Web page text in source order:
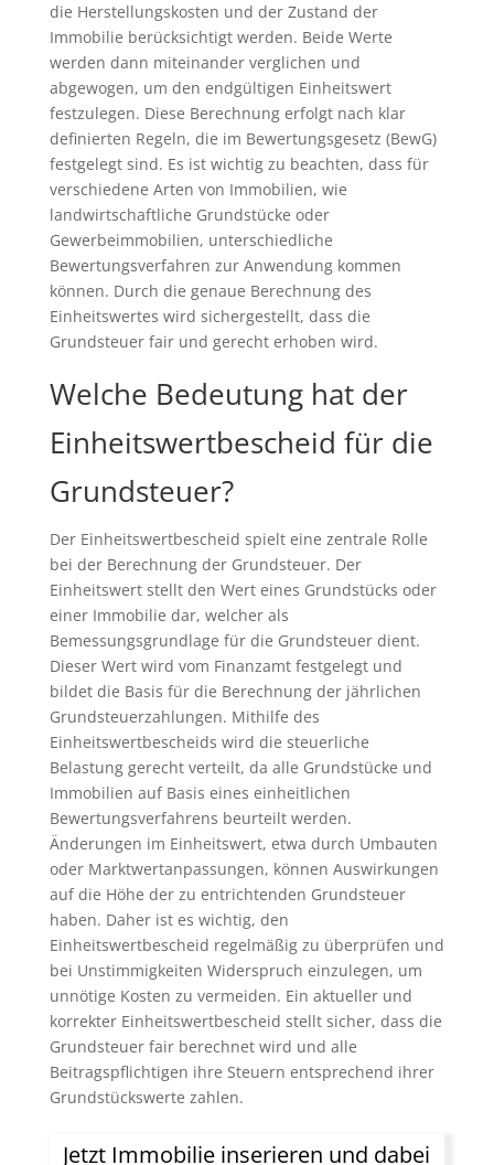
die Herstellungskosten und der Zustand der
Immobilie berücksichtigt werden. Beide Werte
werden dann miteinander verglichen und
abgewogen, um den endgültigen Einheitswert
festzulegen. Diese Berechnung erfolgt nach klar
definierten Regeln, die im Bewertungsgesetz (BewG)
festgelegt sind. Es ist wichtig zu beachten, dass für
verschiedene Arten von Immobilien, wie
landwirtschaftliche Grundstücke oder
Gewerbeimmobilien, unterschiedliche
Bewertungsverfahren zur Anwendung kommen
können. Durch die genaue Berechnung des
Einheitswertes wird sichergestellt, dass die
Grundsteuer fair und gerecht erhoben wird.
Welche Bedeutung hat der
Einheitswertbescheid für die
Grundsteuer?
Der Einheitswertbescheid spielt eine zentrale Rolle
bei der Berechnung der Grundsteuer. Der
Einheitswert stellt den Wert eines Grundstücks oder
einer Immobilie dar, welcher als
Bemessungsgrundlage für die Grundsteuer dient.
Dieser Wert wird vom Finanzamt festgelegt und
bildet die Basis für die Berechnung der jährlichen
Grundsteuerzahlungen. Mithilfe des
Einheitswertbescheids wird die steuerliche
Belastung gerecht verteilt, da alle Grundstücke und
Immobilien auf Basis eines einheitlichen
Bewertungsverfahrens beurteilt werden.
Änderungen im Einheitswert, etwa durch Umbauten
oder Marktwertanpassungen, können Auswirkungen
auf die Höhe der zu entrichtenden Grundsteuer
haben. Daher ist es wichtig, den
Einheitswertbescheid regelmäßig zu überprüfen und
bei Unstimmigkeiten Widerspruch einzulegen, um
unnötige Kosten zu vermeiden. Ein aktueller und
korrekter Einheitswertbescheid stellt sicher, dass die
Grundsteuer fair berechnet wird und alle
Beitragspflichtigen ihre Steuern entsprechend ihrer
Grundstückswerte zahlen.
Jetzt Immobilie inserieren und dabei